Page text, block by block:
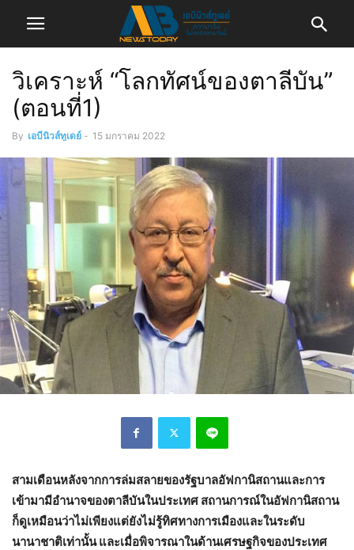
วิเคราะห์ “โลกทัศน์ของตาลีบัน”
(ตอนที่1)
By เอบีนิวส์ทูเดย์ - 15 มกราคม 2022
สามเดือนหลังจากการล่มสลายของรัฐบาลอัฟกานิสถานและการ
เข้ามามีอำนาจของตาลีบันในประเทศ สถานการณ์ในอัฟกานิสถาน
ก็ดูเหมือนว่าไม่เพียงแต่ยังไม่รู้ทิศทางการเมืองและในระดับ
นานาชาติเท่านั้น และเมื่อพิจารณาในด้านเศรษฐกิจของประเทศ